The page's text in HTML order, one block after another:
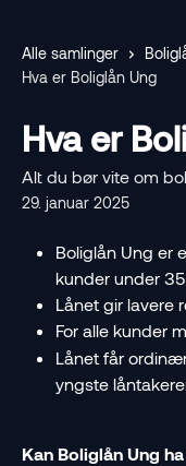
Alle samlinger
Hva er Boliglån Ung
Hva er
Alt du bør vite om
29. januar 2025
Boliglån Ung er
kunder under 35
Lånet gir lavere
For alle kunder
Lånet får
yngste
Kan Boliglån Ung